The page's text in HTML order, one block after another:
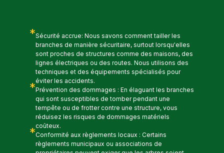
*Sécurité accrue: Nous savons comment tailler les
branches de manière sécuritaire, surtout lorsqu'elles
sont proches de structures comme des maisons, des
lignes électriques ou des routes. Nous utilisons des
techniques et des équipements spécialisés pour
éviter les accidents.
*Prévention des dommages : En élaguant les branches
qui sont susceptibles de tomber pendant une
tempête ou de frotter contre une structure, vous
réduisez les risques de dommages matériels
coûteux.
*Conformité aux règlements locaux : Certains
règlements municipaux ou associations de